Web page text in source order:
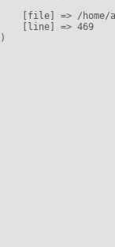
[file] => /home/
    [line] => 469